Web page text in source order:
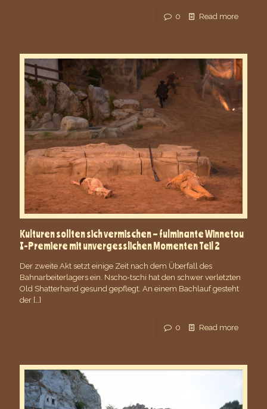
0 Read more
Kulturen sollten sich vermischen – fulminante Winnetou
I-Premiere mit unvergesslichen Momenten Teil 2
Der zweite Akt setzt einige Zeit nach dem Überfall des
Bahnarbeiterlagers ein. Nscho-tschi hat den schwer verletzten
Old Shatterhand gesund gepflegt. An einem Bachlauf gesteht
der […]
0 Read more